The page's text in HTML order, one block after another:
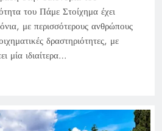
του Πάμε Στοίχημα έχει
με περισσότερους ανθρώπους
δραστηριότητες, με
μία ιδιαίτερα…